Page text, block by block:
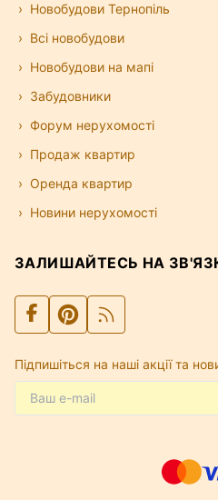
Новобудови Тернопіль
Всі новобудови
Новобудови на мапі
Забудовники
Форум нерухомості
Продаж квартир
Оренда квартир
Новини нерухомості
ЗАЛИШАЙТЕСЬ НА
Підпишіться на наші акції та